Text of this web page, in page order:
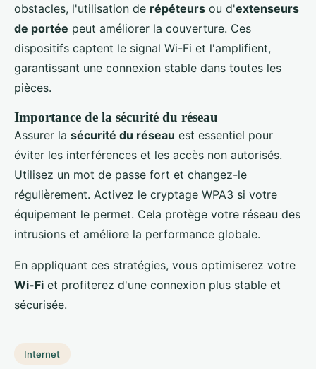
obstacles, l'utilisation de répéteurs ou d'extenseurs
de portée peut améliorer la couverture. Ces
dispositifs captent le signal Wi-Fi et l'amplifient,
garantissant une connexion stable dans toutes les
pièces.
Importance de la sécurité du réseau
Assurer la sécurité du réseau est essentiel pour
éviter les interférences et les accès non autorisés.
Utilisez un mot de passe fort et changez-le
régulièrement. Activez le cryptage WPA3 si votre
équipement le permet. Cela protège votre réseau des
intrusions et améliore la performance globale.
En appliquant ces stratégies, vous optimiserez votre
Wi-Fi et profiterez d'une connexion plus stable et
sécurisée.
Internet